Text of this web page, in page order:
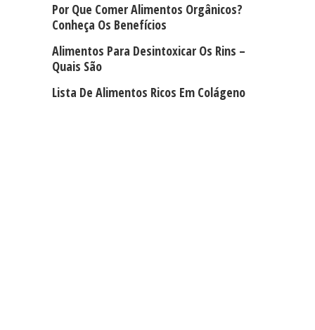
Por Que Comer Alimentos Orgânicos?
Conheça Os Benefícios
Alimentos Para Desintoxicar Os Rins –
Quais São
Lista De Alimentos Ricos Em Colágeno